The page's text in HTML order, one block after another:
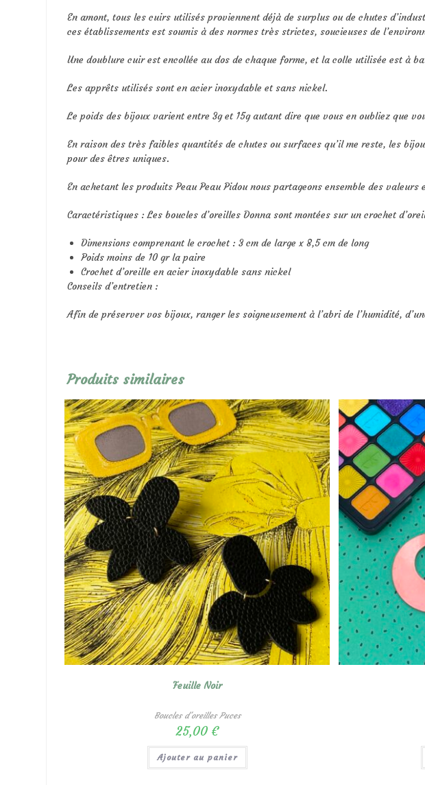
En amont, tous les cuirs utilisés proviennent déjà de surplus ou de chutes
ces établissements est soumis à des normes très strictes, soucieuses de
Une doublure cuir est encollée au dos de chaque forme, et la colle utilisée est à
Les apprêts utilisés sont en acier inoxydable et sans nickel.
Le poids des bijoux varient entre 3g et 15g autant dire que vous en oubliez que
En raison des très faibles quantités de chutes ou surfaces qu’il me reste, les
pour des êtres uniques.
En achetant les produits Peau Peau Pidou nous partageons ensemble des valeurs
Caractéristiques : Les boucles d’oreilles Donna sont montées sur un crochet
Dimensions comprenant le crochet : 3 cm de large x 8,5 cm de long
Poids moins de 10 gr la paire
Crochet d’oreille en acier inoxydable sans nickel
Conseils d’entretien :
Afin de préserver vos bijoux, ranger les soigneusement à l’abri de l’humidité,
Produits similaires
Feuille Noir
Boucles d'oreilles Puces
25,00 €
Ajouter au panier